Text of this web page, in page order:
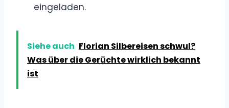
eingeladen.
Siehe auch Florian Silbereisen schwul?
Was über die Gerüchte wirklich bekannt
ist